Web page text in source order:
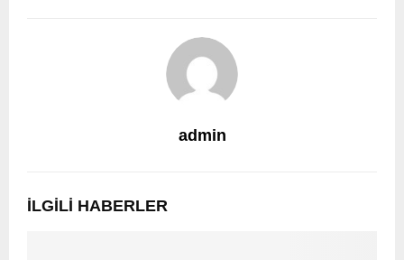
admin
İLGILI HABERLER